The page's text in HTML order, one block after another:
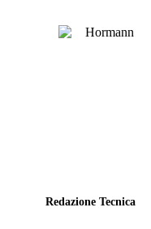
Redazione Tecnica